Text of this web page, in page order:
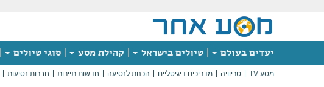
יעדים בעולם טיולים בישראל קהילת מסע סוגי טיולים
מסע TV טריוויה מדריכים דיגיטליים הכנות לנסיעה חדשות תיירות חברות נסיעות